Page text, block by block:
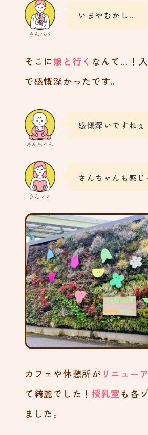
さんパパ
いまやむかし…
そこに娘と行く なんて…！
で感慨深かったです。
さんちゃん
感慨深いですねぇ
さんママ
さんちゃんも感じ
カフェや休憩所が リニュー
て綺麗でした！ 授乳室も各
ました。